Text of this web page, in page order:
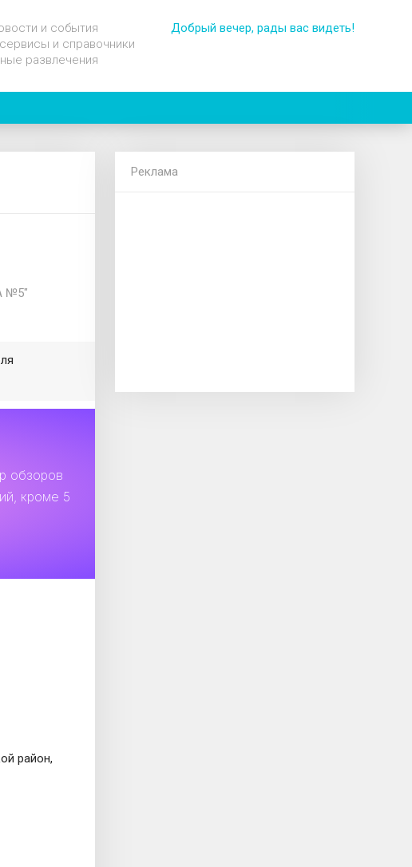
и события
и справочники
развлечения
Добрый вечер, рады вас видеть!
№5"
обзоров
кроме 5
район,
Реклама